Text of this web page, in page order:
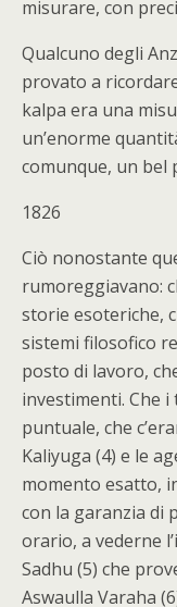
misurare, con
Qualcuno degli
provato a
kalpa era una
un’enorme
comunque, un bel
1826
Ciò nonostante
rumoreggiavano:
storie esoteriche,
sistemi filosofico
posto di lavoro,
investimenti. Che
puntuale, che
Kaliyuga (4) e le
momento esatto,
con la garanzia di
orario, a vederne
Sadhu (5) che
Aswaulla Varaha